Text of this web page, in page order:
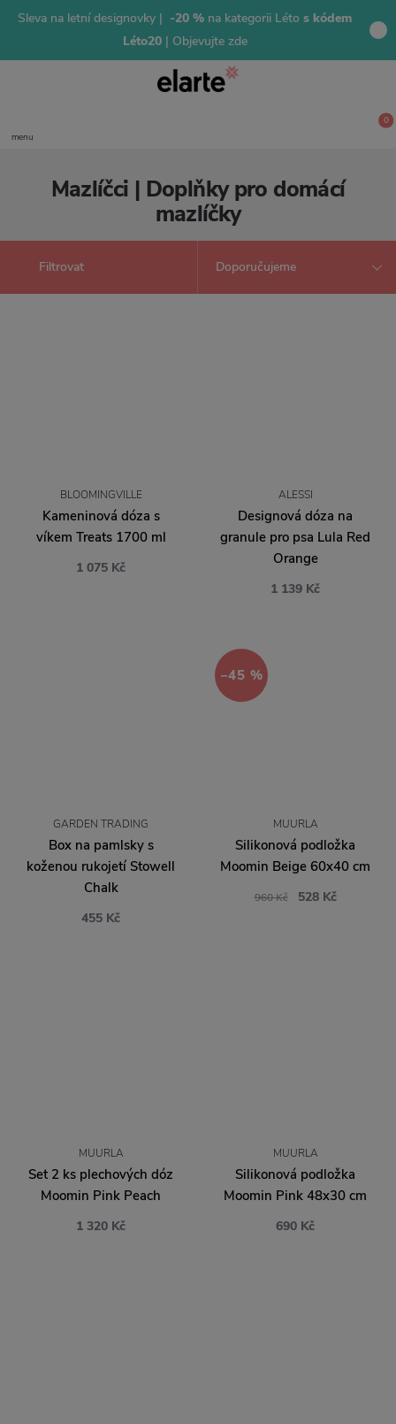
Sleva na letní designovky | -20 % na kategorii Léto s kódem
Léto20 | Objevujte zde
menu
0
Mazlíčci | Doplňky pro domácí
mazlíčky
Filtrovat
BLOOMINGVILLE
Kameninová dóza s
víkem Treats 1700 ml
1 075 Kč
ALESSI
Designová dóza na
granule pro psa Lula Red
Orange
1 139 Kč
GARDEN TRADING
Box na pamlsky s
koženou rukojetí Stowell
Chalk
455 Kč
−45 %
MUURLA
Silikonová podložka
Moomin Beige 60x40 cm
960 Kč 528 Kč
MUURLA
Set 2 ks plechových dóz
Moomin Pink Peach
1 320 Kč
MUURLA
Silikonová podložka
Moomin Pink 48x30 cm
690 Kč